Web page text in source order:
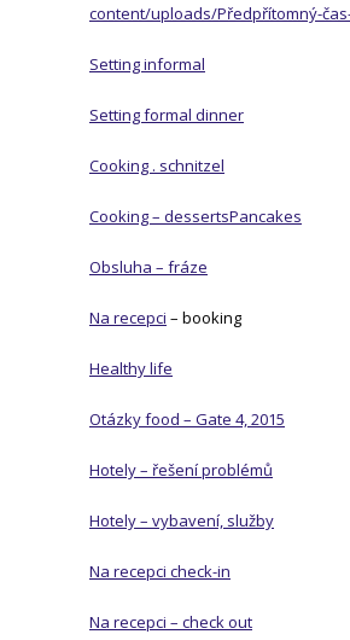
content/uploads/Předpřítomný-
Setting informal
Setting formal dinner
Cooking . schnitzel
Cooking – dessertsPancakes
Obsluha – fráze
Na recepci – booking
Healthy life
Otázky food – Gate 4, 2015
Hotely – řešení problémů
Hotely – vybavení, služby
Na recepci check-in
Na recepci – check out